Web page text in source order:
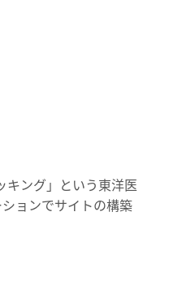
キング」という東洋医
ョンでサイトの構築